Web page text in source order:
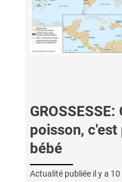
poisson,
bébé
Actualité publiée il y a 10